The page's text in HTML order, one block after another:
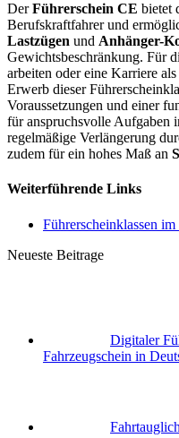
DerFührerschein CE bietet
Berufskraftfahrer und
Lastzügen und Anhänger-
Gewichtsbeschränkung. Für
arbeiten oder eine Karriere
Erwerb dieser
Voraussetzungen und einer
für anspruchsvolle Aufgaben
regelmäßige Verlängerung
zudem für ein hohes Maß an
Weiterführende Links
Führerscheinklassen
Neueste Beitrage
Digitaler
Fahrzeugschein in